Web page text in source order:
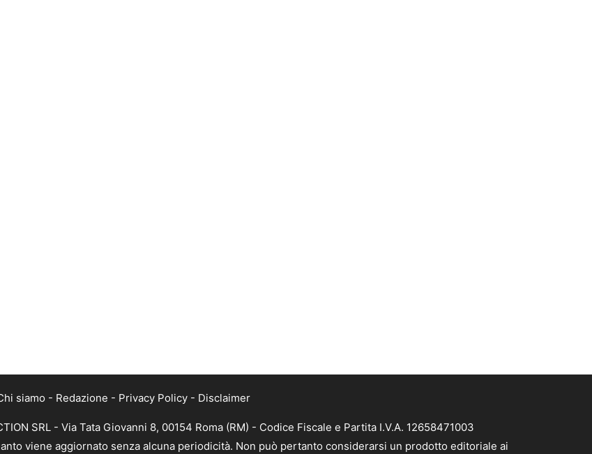
siamo - Redazione - Privacy Policy - Disclaimer
SRL - Via Tata Giovanni 8, 00154 Roma (RM) - Codice Fiscale e Partita I.V.A. 12658471003
viene aggiornato senza alcuna periodicità. Non può pertanto considerarsi un prodotto editoriale ai